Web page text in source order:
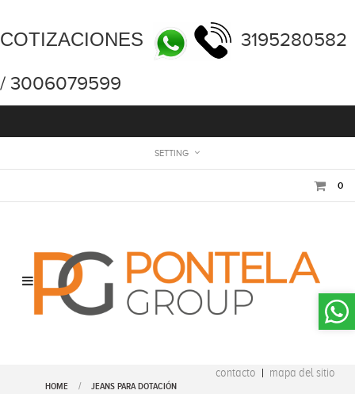
COTIZACIONES 3195280582
/ 3006079599
SETTING
0
Toggle
navigation
contacto mapa del sitio
HOME JEANS PARA DOTACIÓN